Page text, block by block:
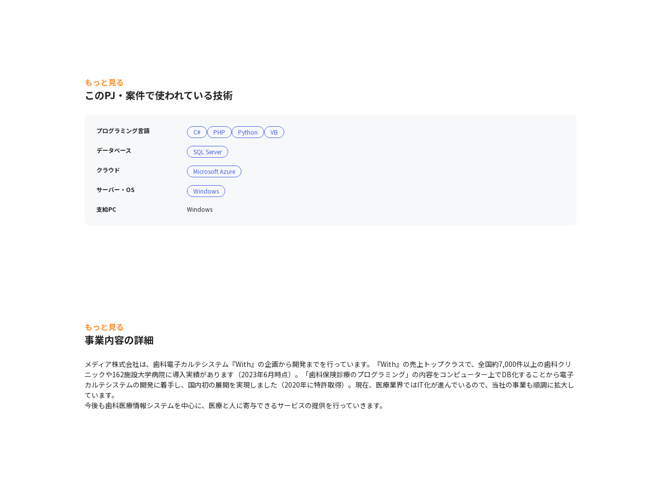
もっと見る
このPJ・案件で使われている技術
プログラミング言語 C# PHP Python VB
データベース SQL Server
クラウド Microsoft Azure
サーバー・OS Windows
支給PC Windows
もっと見る
事業内容の詳細
メディア株式会社は、歯科電子カルテシステム『With』の企画から開発までを行っています。『With』の売上トップクラスで、全国約7,000件以上の歯科クリ
ニックや162施設大学病院に導入実績があります（2023年6月時点）。「歯科保険診療のプログラミング」の内容をコンピューター上でDB化することから電子
カルテシステムの開発に着手し、国内初の展開を実現しました（2020年に特許取得）。現在、医療業界ではIT化が進んでいるので、当社の事業も順調に拡大し
ています。
今後も歯科医療情報システムを中心に、医療と人に寄与できるサービスの提供を行っていきます。